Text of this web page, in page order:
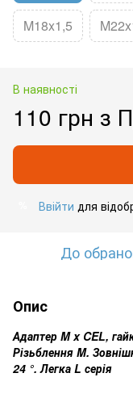
M18x1,5
В наявності
110 грн з
Ввійти для
До
Опис
Адаптер M x CEL,
Різьблення M.
24 °. Легка L серія